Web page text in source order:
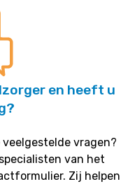
en heeft u
vragen?
van het
Zij helpen